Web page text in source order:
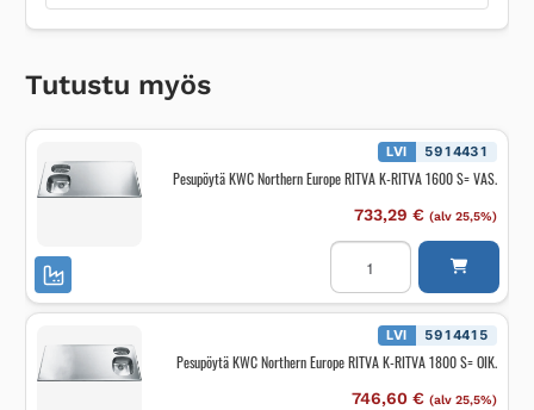
Tutustu myös
LVI 5914431
Pesupöytä KWC Northern Europe RITVA K-RITVA 1600 S= VAS.
733,29 € (alv 25,5%)
Pesupöytä
Northern
Europe
RITVA
1600
VAS.
LVI 5914415
Pesupöytä KWC Northern Europe RITVA K-RITVA 1800 S= OIK.
746,60 € (alv 25,5%)